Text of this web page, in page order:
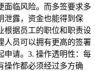
面临风险。而多签要求多
泄露，资金也能得到保
根据员工的职位和职责设
人员可以拥有更高的签署
申请。3. 操作透明性：每
操作都必须经过多方确